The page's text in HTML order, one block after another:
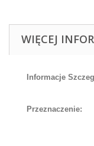
WIĘCEJ
Informacje
Przeznaczenie: